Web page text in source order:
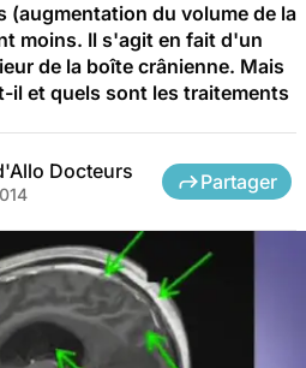
(augmentation du volume de la
moins. Il s'agit en fait d'un
de la boîte crânienne. Mais
il et quels sont les traitements
Docteurs Partager